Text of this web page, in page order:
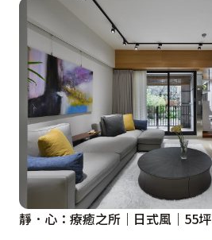
靜．心：療癒之所｜日式風｜55坪